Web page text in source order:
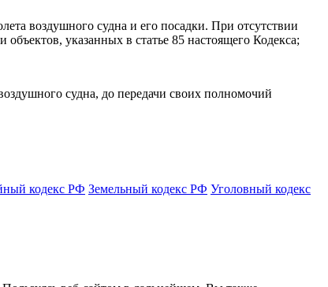
воздушного судна и его посадки. При отсутствии
указанных в статье 85 настоящего Кодекса;
судна, до передачи своих полномочий
кодекс РФ Земельный кодекс РФ Уголовный кодекс